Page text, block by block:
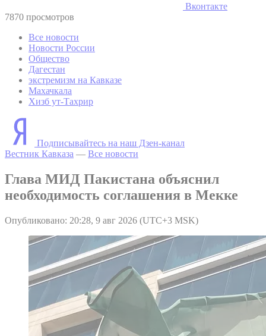
Вконтакте
7870 просмотров
Все новости
Новости России
Общество
Дагестан
экстремизм на Кавказе
Махачкала
Хизб ут-Тахрир
Подписывайтесь на наш Дзен-канал
Вестник Кавказа — Все новости
Глава МИД Пакистана объяснил
необходимость соглашения в Мекке
Опубликовано: 20:28, 9 авг 2026 (UTC+3 MSK)